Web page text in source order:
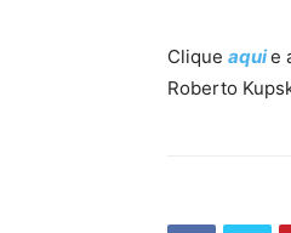
Clique aquie
Roberto